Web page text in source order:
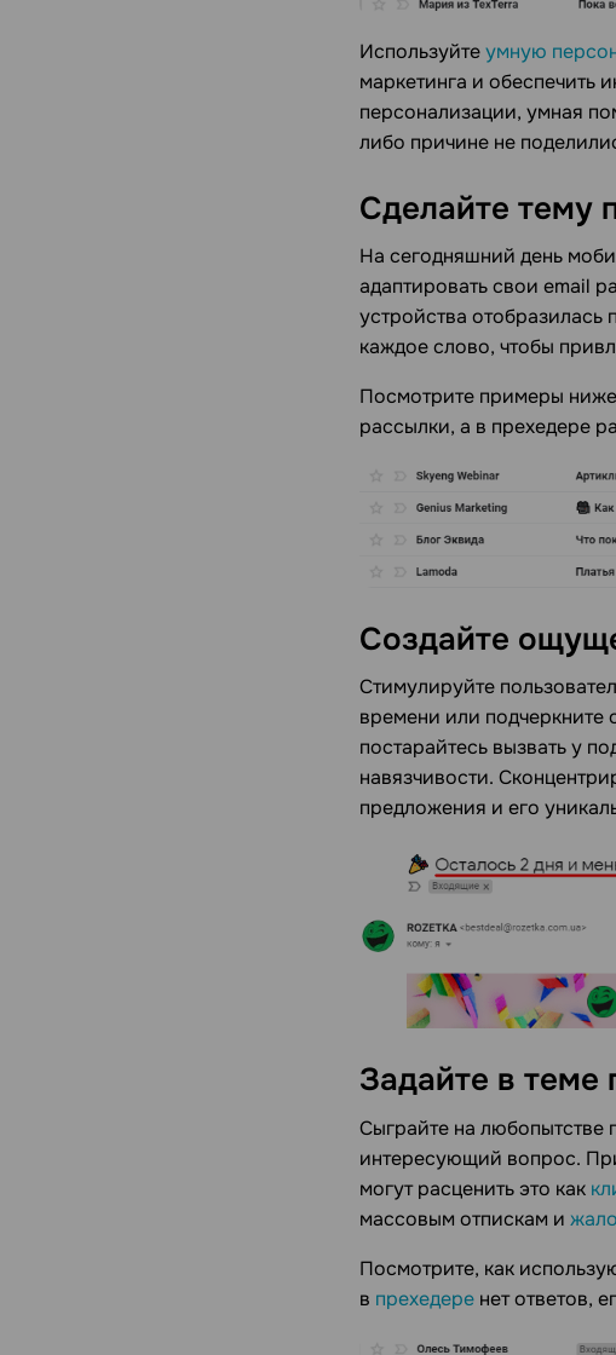
Используйтеумную
маркетинга и обеспечить
персонализации, умная
либо причине не
Сделайте тему
На сегодняшний день
адаптировать свои email
устройства
каждое слово, чтобы
Посмотрите примеры
рассылки, а в прехедере
Создайте
Стимулируйте
времени или подчеркните
постарайтесь вызвать у
навязчивости.
предложения и его
Задайте в теме
Сыграйте на любопытстве
интересующий вопрос.
могут расценить это как
массовым отпискам и
Посмотрите, как
в прехедере нет ответов,